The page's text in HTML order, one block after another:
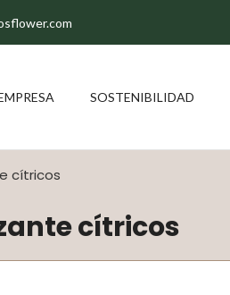
SOSTENIBILIDAD
cítricos
cítricos